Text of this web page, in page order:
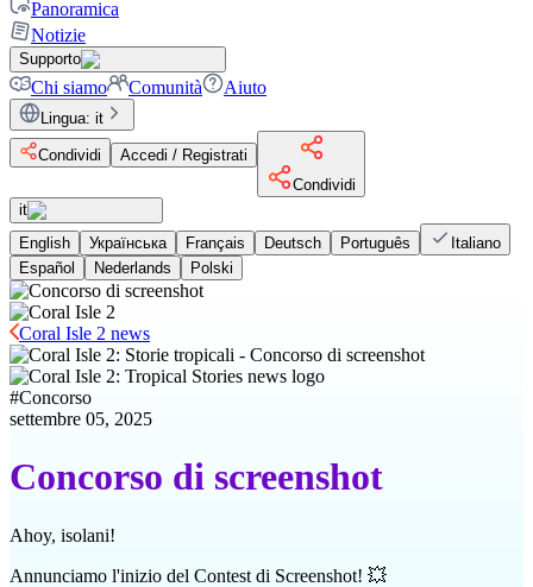
Panoramica
Notizie
Supporto
Chi siamo Comunità Aiuto
Lingua: it
Condividi
Accedi / Registrati
Condividi
it
English
Українська Français Deutsch Português
Italiano
Español
Nederlands Polski
Coral Isle 2 news
#Concorso
settembre 05, 2025
Concorso di screenshot
Ahoy, isolani!
Annunciamo l'inizio del Contest di Screenshot! 💥